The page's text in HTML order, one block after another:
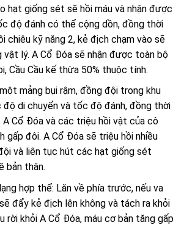
hạt giống sét sẽ hồi máu và nhận được
độ đánh có thể cộng dồn, đồng thời
chiêu kỹ năng 2, kẻ địch chạm vào sẽ
vật lý. A Cổ Đóa sẽ nhận được toàn bộ
Cầu Cầu kế thừa 50% thuộc tính.
mảng bụi rậm, đồng đội trong khu
di chuyển và tốc độ đánh, đồng thời
A Cổ Đóa và các triệu hồi vật của cô
gấp đôi. A Cổ Đóa sẽ triệu hồi nhiều
và liên tục hút các hạt giống sét
bản thân.
hợp thể: Lăn về phía trước, nếu va
đẩy kẻ địch lên không và tách ra khỏi
rời khỏi A Cổ Đóa, máu cơ bản tăng gấp